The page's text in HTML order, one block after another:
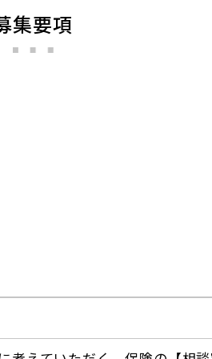
集要項